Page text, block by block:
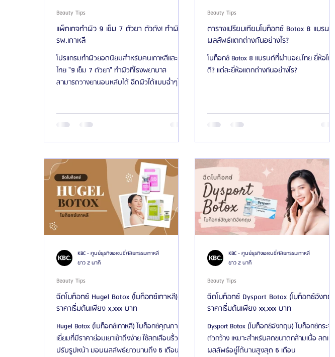
แพ็กเกจทำผิว 9 เข็ม 7 ตัวยา ตัวดัง! ทำผิวใน
รพ.เกาหลี
โปรแกรมทำผิวยอดนิยมสำหรับคนเกาหลีและคน
ไทย "9 เข็ม 7 ตัวยา" ทำผิวที่โรงพยาบาล
สามารถวางยานอนหลับได้ ฉีดผิวได้แบบฉ่ำๆไม่
Beauty Tips
ตารางเปรียบเทียบโบท็อกซ์ Botox 8 แบรนด์
ผลลัพธ์แตกต่างกันอย่างไร?
โบท็อกซ์ Botox 8 แบรนด์ที่ผ่านอย.ไทย ยี่ห้อไหน
ดี? แต่ละยี่ห้อแตกต่างกันอย่างไร?
Beauty Tips
ฉีดโบท็อกซ์ Hugel Botox (โบท็อกซ์เกาหลี)
ราคาเริ่มต้นเพียง x,xxx บาท
Hugel Botox (โบท็อกซ์เกาหลี) โบท็อกซ์คุณภาพ
เยี่ยมที่มีราคาย่อมเยาเข้าถึงง่าย ใช้ลดเลือนริ้วรอย
ปรับรูปหน้า มอบผลลัพธ์ยาวนานถึง 6 เดือน
Beauty Tips
KBC - ศูนย์ธุรกิจเอเจนซี่ศัลยกรรมเกาหลี
ยาว 2 นาที
ฉีดโบท็อกซ์ Dysport Botox (โบท็อกซ์อังกฤษ)
ราคาเริ่มต้นเพียง xx,xxx บาท
Dysport Botox (โบท็อกซ์อังกฤษ) โบท็อกซ์กระจาย
ตัวกว้าง เหมาะสำหรับลดขนาดกล้ามเนื้อ ลดเหงื่อ
ผลลัพธ์อยู่ได้นานสูงสุด 6 เดือน
Beauty Tips
KBC - ศูนย์ธุรกิจเอเจนซี่ศัลยกรรมเกาหลี
ยาว 2 นาที